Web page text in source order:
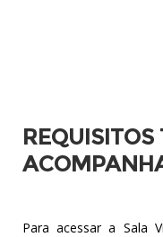
Para acessar a Sala